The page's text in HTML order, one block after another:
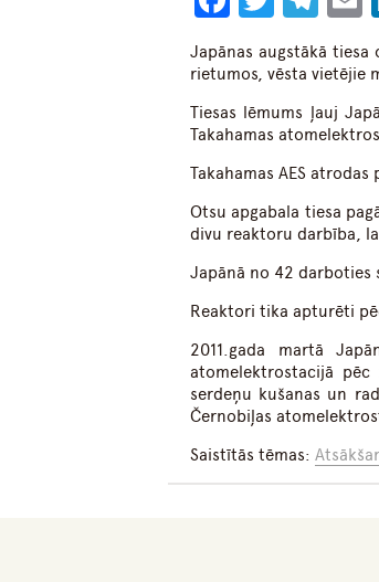
Japānas augstākā
rietumos, vēsta vietējie
Tiesas lēmums ļauj
Takahamas
Takahamas AES
Otsu apgabala tiesa
divu reaktoru darbība,
Japānā no 42 darboties
Reaktori tika apturēti
2011.gada martā
atomelektrostacijā pēc
serdeņu kušanas un
Černobiļas
Saistītās tēmas: